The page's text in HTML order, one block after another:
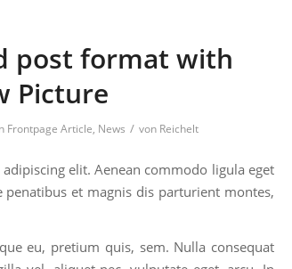
post format with
Picture
Frontpage Article, News / von Reichelt
elit. Aenean commodo ligula eget
penatibus et magnis dis parturient montes,
eu, pretium quis, sem. Nulla consequat